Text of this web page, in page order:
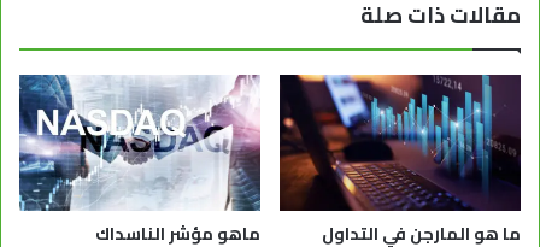
مقالات ذات صلة
ما هو المارجن في التداول ماهو مؤشر الناسداك